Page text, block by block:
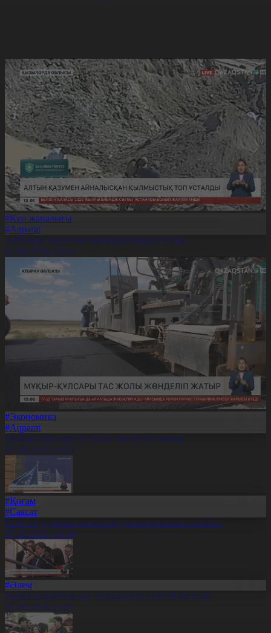
#Күн жаңалығы
#Aqparat
Алтынды заңсыз қазып жүргендер ұсталды
07.08.2026, 13:15
#Экономика
#Aqparat
Мұқыр–Құлсары тасжолы жөнделіп жатыр
07.08.2026, 13:12
#Қоғам
#Саясат
Конституциялық өзгерістер демократияны күшейтті
07.08.2026, 13:10
#Әлем
Трамп азаматтық алу мүмкіндігін шектей бастады
07.08.2026, 13:07